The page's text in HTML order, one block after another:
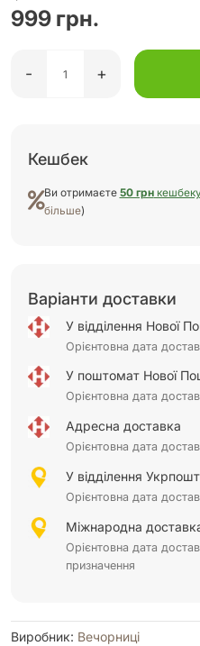
999 грн.
- +
Кешбек
Ви отримаєте 50 грн
більше)
Варіанти доставки
У відділення Нової
Орієнтовна дата
У поштомат Нової
Орієнтовна дата
Адресна доставка
Орієнтовна дата
У відділення
Орієнтовна дата
Міжнародна
Орієнтовна дата
призначення
Виробник: Вечорниці